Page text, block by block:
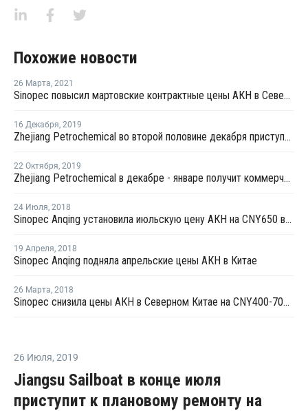
Похожие новости
26 Марта, 2021
Sinopec повысил мартовские контрактные цены АКН в Северном Китае на CNY3 600 за тонну
16 Декабря, 2019
Zhejiang Petrochemical во второй половине декабря приступит к тестовому производству на новом заводе стирола в Китае
22 Октября, 2019
Zhejiang Petrochemical в декабре - январе получит коммерческую продукцию на новом заводе бензола в Китае
24 Июля, 2018
Sinopec Anqing установила июльскую цену АКН на CNY650 выше уровня цен в июне
19 Апреля, 2018
Sinopec Anqing подняла апрельские цены АКН в Китае
26 Марта, 2018
Sinopec снизила цены АКН в Северном Китае на CNY400-700 за тонну
26 Июля, 2019
Jiangsu Sailboat в конце июля
приступит к плановому ремонту на